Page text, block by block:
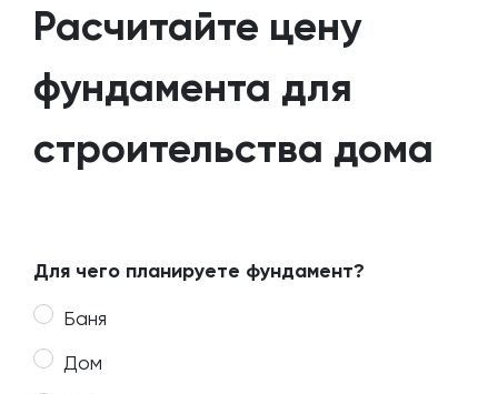
Расчитайте цену
фундамента для
строительства дома
Для чего планируете фундамент?
Баня
Дом